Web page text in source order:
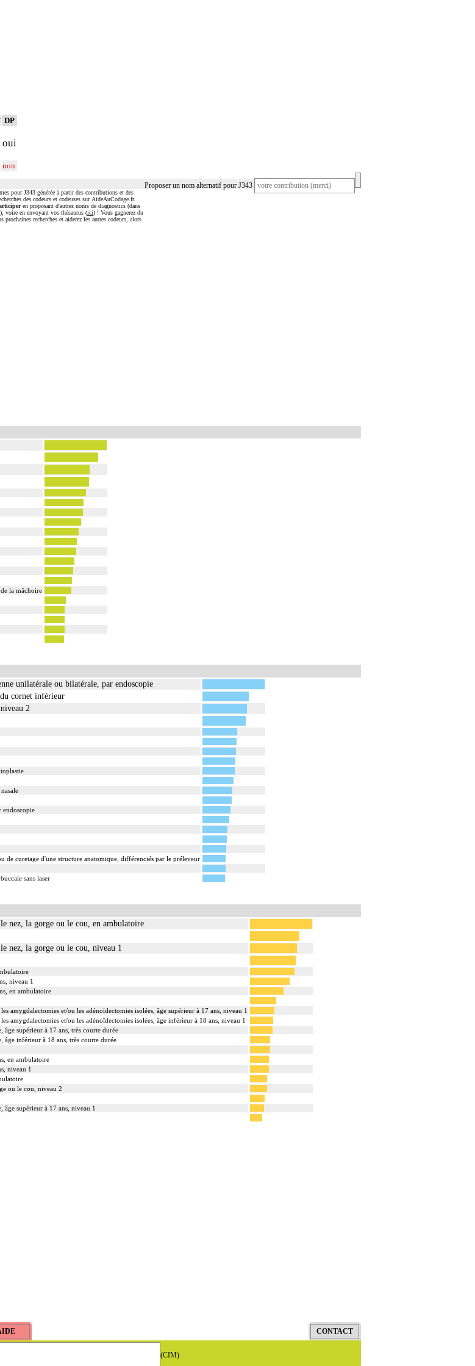
DP
oui
non
Proposer un nom alternatif pour J343
pour J343 générée à partir des contributions et des
des codeurs et codeuses sur AideAuCodage.fr.
en proposant d'autres noms de diagnostics (dans
voire en envoyant vos thésaurus (ici) ! Vous gagnerez du
prochaines recherches et aiderez les autres codeurs, alors
la mâchoire
unilatérale ou bilatérale, par endoscopie
cornet inférieur
2
endoscopie
de curetage d'une structure anatomique, différenciés par le préleveur
sans laser
nez, la gorge ou le cou, en ambulatoire
nez, la gorge ou le cou, niveau 1
niveau 1
en ambulatoire
amygdalectomies et/ou les adénoïdectomies isolées, âge supérieur à 17 ans, niveau 1
amygdalectomies et/ou les adénoïdectomies isolées, âge inférieur à 18 ans, niveau 1
supérieur à 17 ans, très courte durée
âge inférieur à 18 ans, très courte durée
en ambulatoire
niveau 1
ou le cou, niveau 2
âge supérieur à 17 ans, niveau 1
(CIM)